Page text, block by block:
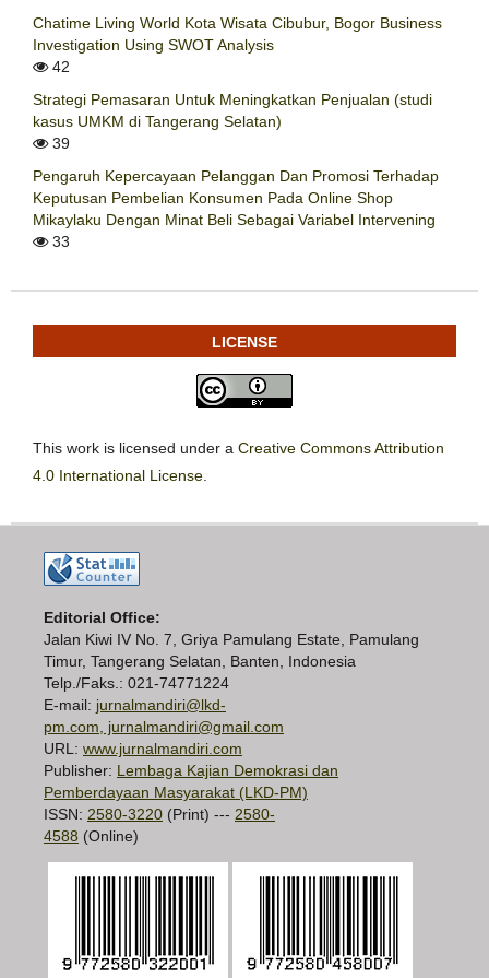
Chatime Living World Kota Wisata Cibubur, Bogor Business
Investigation Using SWOT Analysis
42
Strategi Pemasaran Untuk Meningkatkan Penjualan (studi
kasus UMKM di Tangerang Selatan)
39
Pengaruh Kepercayaan Pelanggan Dan Promosi Terhadap
Keputusan Pembelian Konsumen Pada Online Shop
Mikaylaku Dengan Minat Beli Sebagai Variabel Intervening
33
LICENSE
This work is licensed under a Creative Commons Attribution
4.0 International License.
Editorial Office:
Jalan Kiwi IV No. 7, Griya Pamulang Estate, Pamulang
Timur, Tangerang Selatan, Banten, Indonesia
Telp./Faks.: 021-74771224
E-mail: jurnalmandiri@lkd-
pm.com, jurnalmandiri@gmail.com
URL: www.jurnalmandiri.com
Publisher: Lembaga Kajian Demokrasi dan
Pemberdayaan Masyarakat (LKD-PM)
ISSN: 2580-3220 (Print) --- 2580-
4588 (Online)